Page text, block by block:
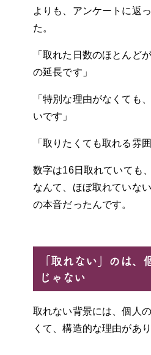
よりも、アンケートに返
た。
「取れた日数のほとんど
の延長です」
「特別な理由がなくても
いです」
「取りたくても取れる雰
数字は16日取れていても
なんて、ほぼ取れていな
の本音だったんです。
「取れない」のは、
じゃない
取れない背景には、個人
くて、構造的な理由があり